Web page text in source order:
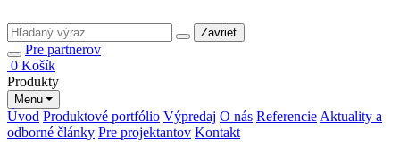
Zavrieť
Pre partnerov
0 Košík
Produkty
Menu
Úvod Produktové portfólio Výpredaj O nás Referencie Aktuality a
odborné články Pre projektantov Kontakt